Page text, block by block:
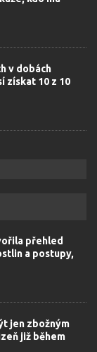
v dobách
získat 10 z 10
přehled
a postupy,
jen zbožným
již během